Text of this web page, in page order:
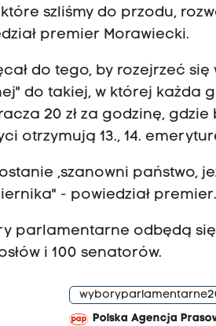
szliśmy do przodu,
premier Morawiecki.
do tego, by rozejrzeć się
do takiej, w której każda
20 zł za godzinę,
otrzymują 13., 14.
,szanowni państwo,
- powiedział premier.
parlamentarne odbędą
i 100 senatorów.
Polska Agencja